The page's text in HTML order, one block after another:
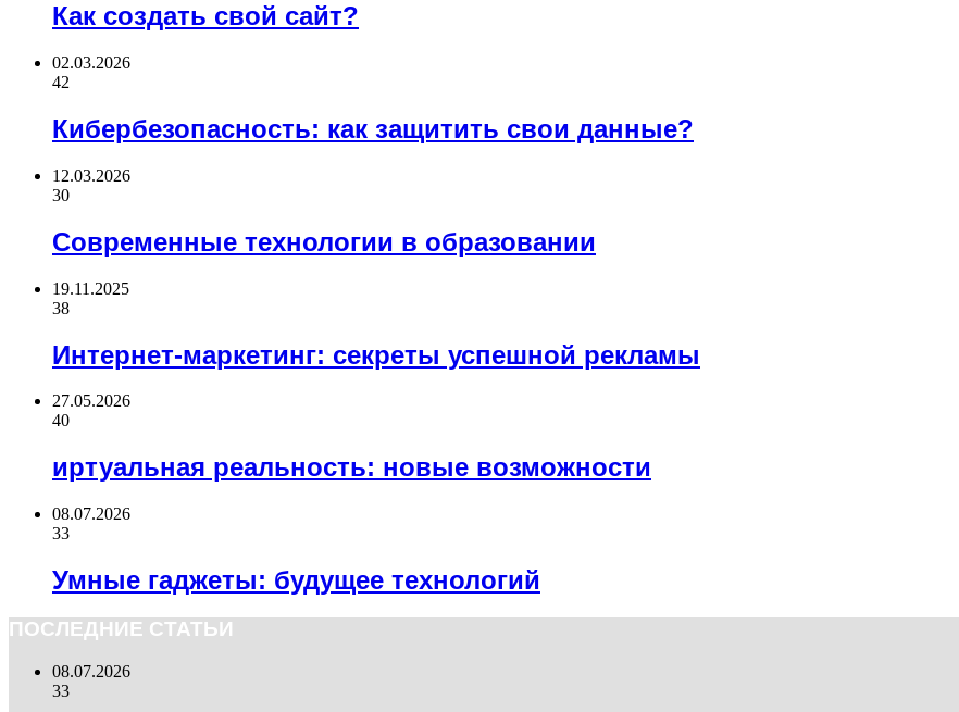
Как создать свой сайт?
02.03.2026
42
Кибербезопасность: как защитить свои данные?
12.03.2026
30
Современные технологии в образовании
19.11.2025
38
Интернет-маркетинг: секреты успешной рекламы
27.05.2026
40
иртуальная реальность: новые возможности
08.07.2026
33
Умные гаджеты: будущее технологий
ПОСЛЕДНИЕ СТАТЬИ
08.07.2026
33